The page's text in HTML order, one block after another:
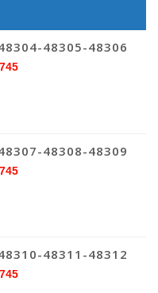
48305-48306
48308-48309
48311-48312